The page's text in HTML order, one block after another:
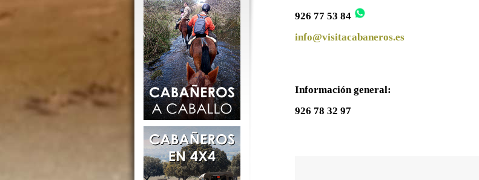
926 77 53 84
info@visitacabaneros.es
Información general:
926 78 32 97